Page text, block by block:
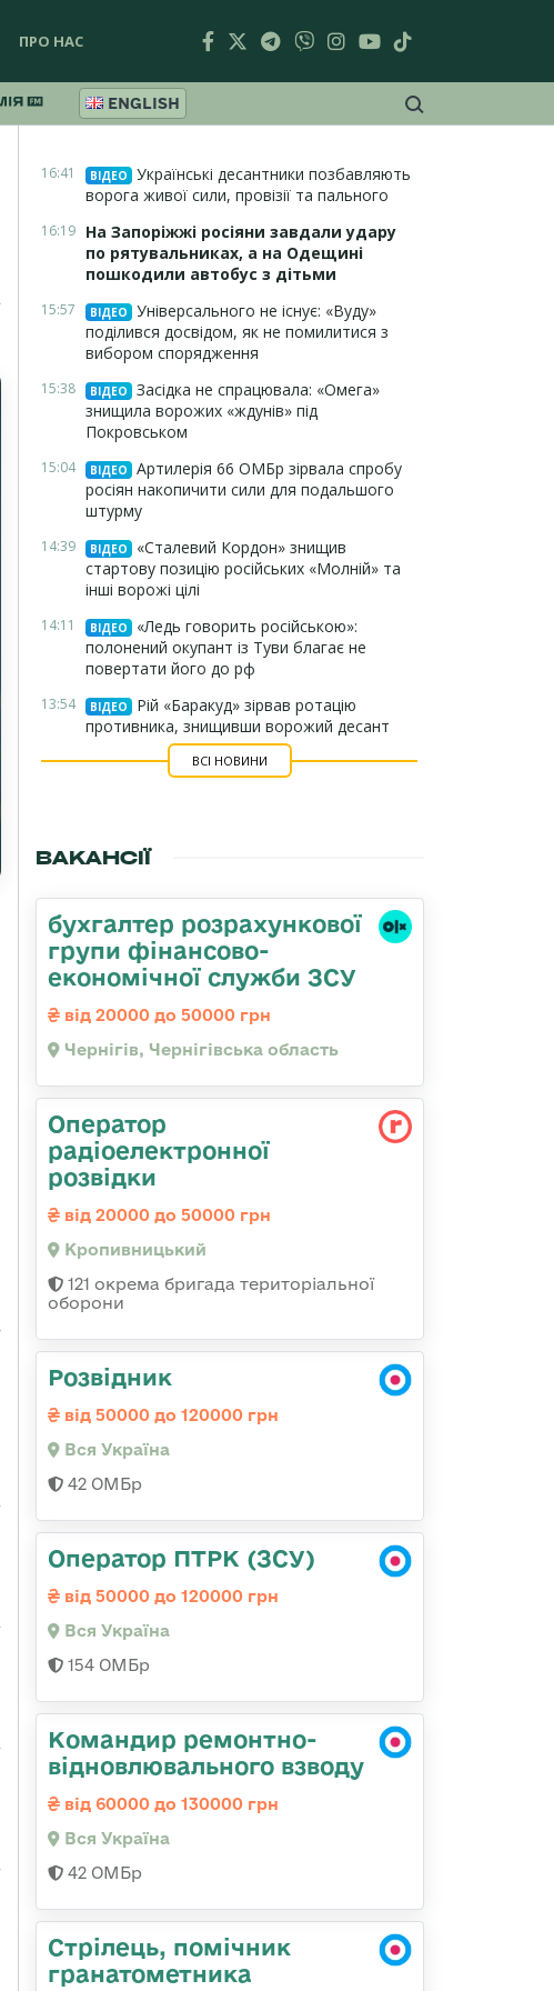
ПРО НАС
ENGLISH
16:41 ВІДЕО
Українські десантники позбавляють
ворога живої сили, провізії та пального
16:19 На Запоріжжі росіяни завдали удару
по рятувальниках, а на Одещині
пошкодили автобус з дітьми
15:57 ВІДЕО
Універсального не існує: «Вуду»
поділився досвідом, як не помилитися з
вибором спорядження
15:38 ВІДЕО
Засідка не спрацювала: «Омега»
знищила ворожих «ждунів» під
Покровськом
15:04 ВІДЕО
Артилерія 66 ОМБр зірвала спробу
росіян накопичити сили для подальшого
штурму
14:39 ВІДЕО
«Сталевий Кордон» знищив
стартову позицію російських «Молній» та
інші ворожі цілі
14:11 ВІДЕО
«Ледь говорить російською»:
полонений окупант із Туви благає не
повертати його до рф
13:54 ВІДЕО
Рій «Баракуд» зірвав ротацію
противника, знищивши ворожий десант
ВСІ НОВИНИ
ВАКАНСІЇ
бухгалтер розрахункової
групи фінансово-
економічної служби ЗСУ
від 20000 до 50000 грн
Чернігів, Чернігівська область
Оператор
радіоелектронної
розвідки
від 20000 до 50000 грн
Кропивницький
121 окрема бригада територіальної
оборони
Розвідник
від 50000 до 120000 грн
Вся Україна
42 ОМБр
Оператор ПТРК (ЗСУ)
від 50000 до 120000 грн
Вся Україна
154 ОМБр
Командир ремонтно-
відновлювального взводу
від 60000 до 130000 грн
Вся Україна
42 ОМБр
Стрілець, помічник
гранатометника